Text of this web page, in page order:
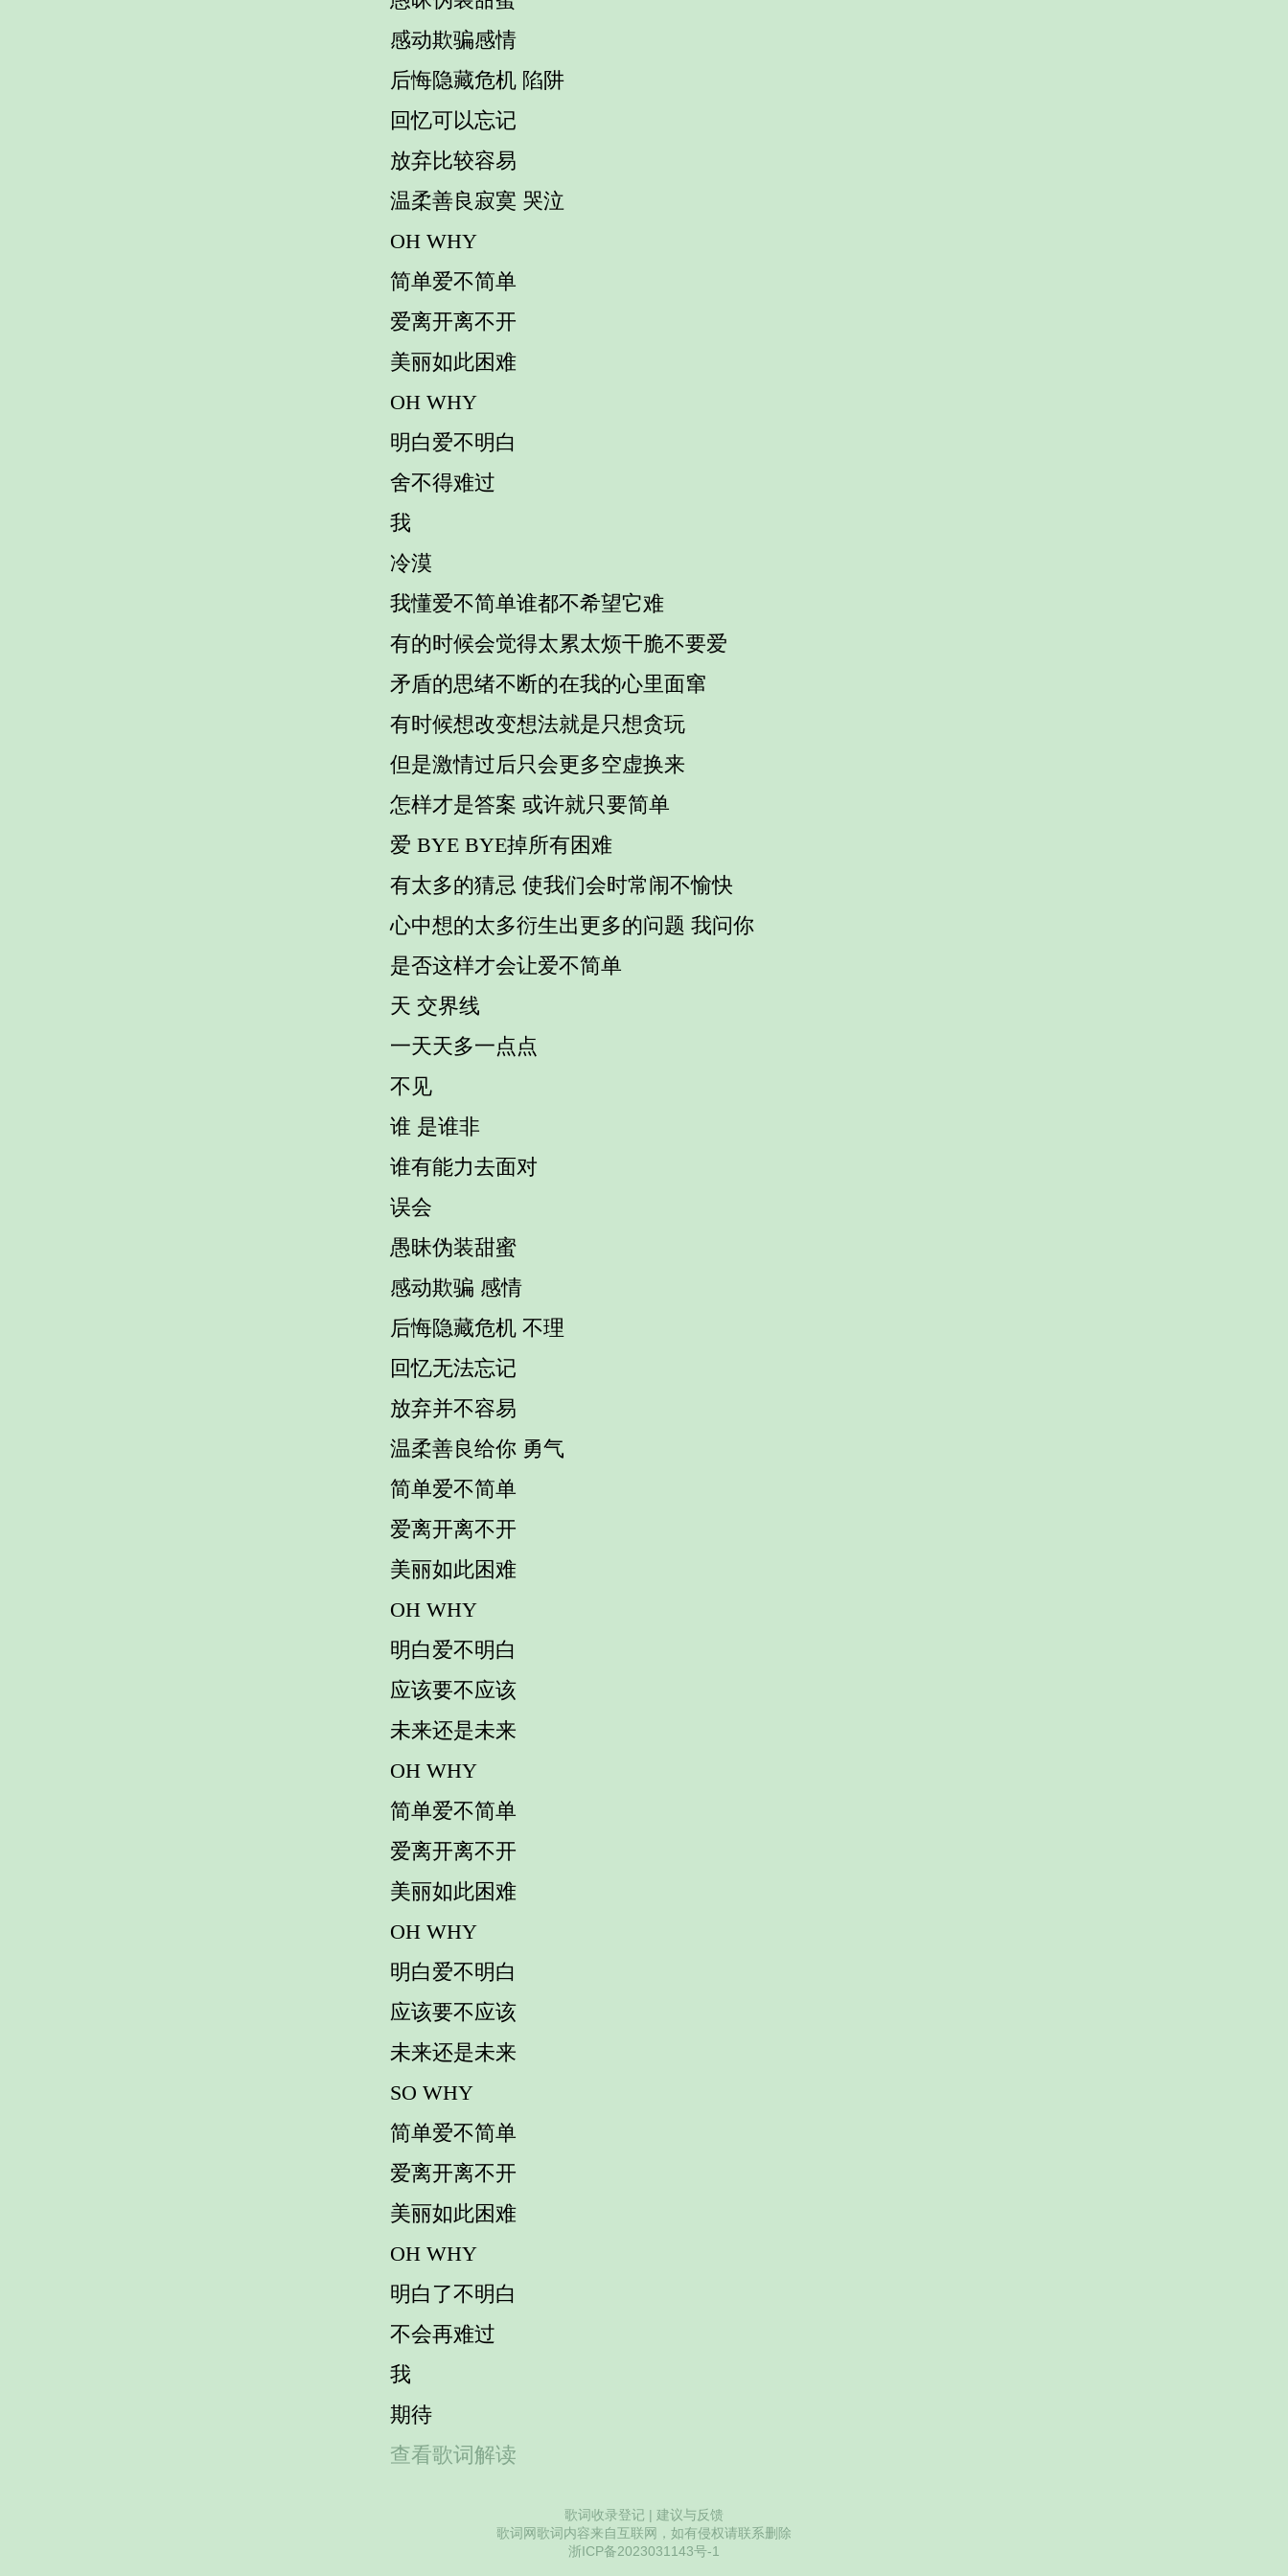
感动欺骗感情
后悔隐藏危机 陷阱
回忆可以忘记
放弃比较容易
温柔善良寂寞 哭泣
OH WHY
简单爱不简单
爱离开离不开
美丽如此困难
OH WHY
明白爱不明白
舍不得难过
我
冷漠
我懂爱不简单谁都不希望它难
有的时候会觉得太累太烦干脆不要爱
矛盾的思绪不断的在我的心里面窜
有时候想改变想法就是只想贪玩
但是激情过后只会更多空虚换来
怎样才是答案 或许就只要简单
爱 BYE BYE掉所有困难
有太多的猜忌 使我们会时常闹不愉快
心中想的太多衍生出更多的问题 我问你
是否这样才会让爱不简单
天 交界线
一天天多一点点
不见
谁 是谁非
谁有能力去面对
误会
愚昧伪装甜蜜
感动欺骗 感情
后悔隐藏危机 不理
回忆无法忘记
放弃并不容易
温柔善良给你 勇气
简单爱不简单
爱离开离不开
美丽如此困难
OH WHY
明白爱不明白
应该要不应该
未来还是未来
OH WHY
简单爱不简单
爱离开离不开
美丽如此困难
OH WHY
明白爱不明白
应该要不应该
未来还是未来
SO WHY
简单爱不简单
爱离开离不开
美丽如此困难
OH WHY
明白了不明白
不会再难过
我
期待
查看歌词解读
歌词收录登记 | 建议与反馈
歌词网歌词内容来自互联网，如有侵权请联系删除
浙ICP备2023031143号-1